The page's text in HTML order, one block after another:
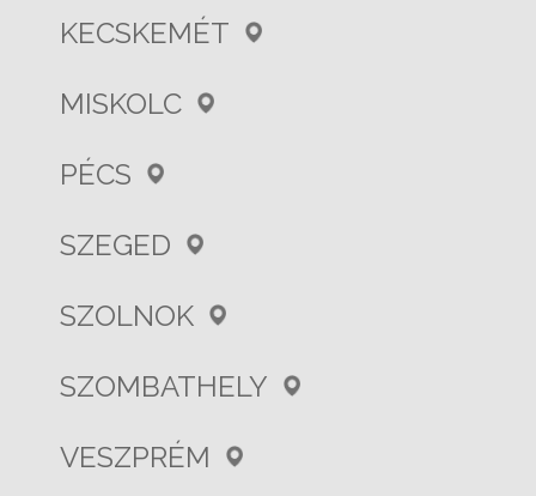
KECSKEMÉT
MISKOLC
PÉCS
SZEGED
SZOLNOK
SZOMBATHELY
VESZPRÉM